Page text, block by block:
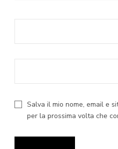
Salva il mio nome, email e
per la prossima volta che